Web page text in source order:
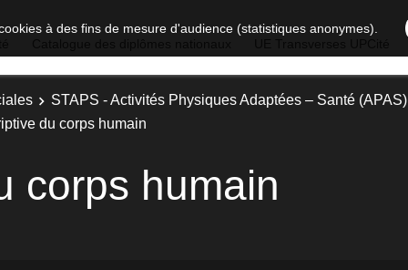
à des fins de mesure d'audience (statistiques anonymes).
STAPS - Activités Physiques Adaptées – Santé (APAS)
du corps humain
corps humain